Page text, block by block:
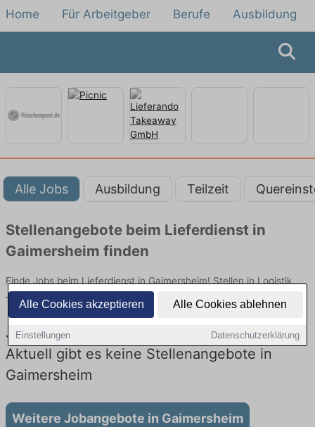
Alle Cookies akzeptieren Alle Cookies ablehnen
Einstellungen Datenschutzerklärung
Home Für Arbeitgeber Berufe Ausbildung
Alle Jobs Ausbildung Teilzeit
Stellenangebote beim Lieferdienst in
Gaimersheim finden
Finde Jobs beim Lieferdienst in Gaimersheim! Stellen in Logistik.
Jetzt bewerben!
Jobs beim Lieferdienst in Gaimersheim:
Aktuell gibt es keine Stellenangebote in
Gaimersheim
Weitere Jobangebote in Gaimersheim